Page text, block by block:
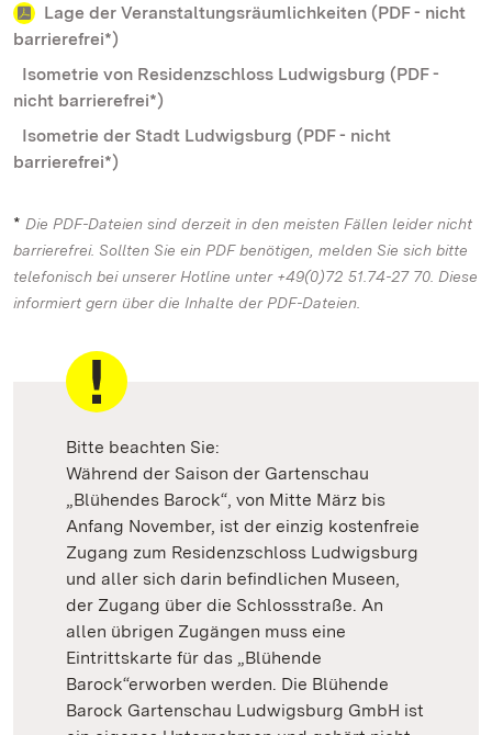
Lage der Veranstaltungsräumlichkeiten (PDF - nicht
barrierefrei*)
Isometrie von Residenzschloss Ludwigsburg (PDF -
nicht barrierefrei*)
Isometrie der Stadt Ludwigsburg (PDF - nicht
barrierefrei*)
* Die PDF-Dateien sind derzeit in den meisten Fällen leider nicht
barrierefrei. Sollten Sie ein PDF benötigen, melden Sie sich bitte
telefonisch bei unserer Hotline unter +49(0)72 51.74-27 70. Diese
informiert gern über die Inhalte der PDF-Dateien.
Bitte beachten Sie:
Während der Saison der Gartenschau
„Blühendes Barock“, von Mitte März bis
Anfang November, ist der einzig kostenfreie
Zugang zum Residenzschloss Ludwigsburg
und aller sich darin befindlichen Museen,
der Zugang über die Schlossstraße. An
allen übrigen Zugängen muss eine
Eintrittskarte für das „Blühende
Barock“erworben werden. Die Blühende
Barock Gartenschau Ludwigsburg GmbH ist